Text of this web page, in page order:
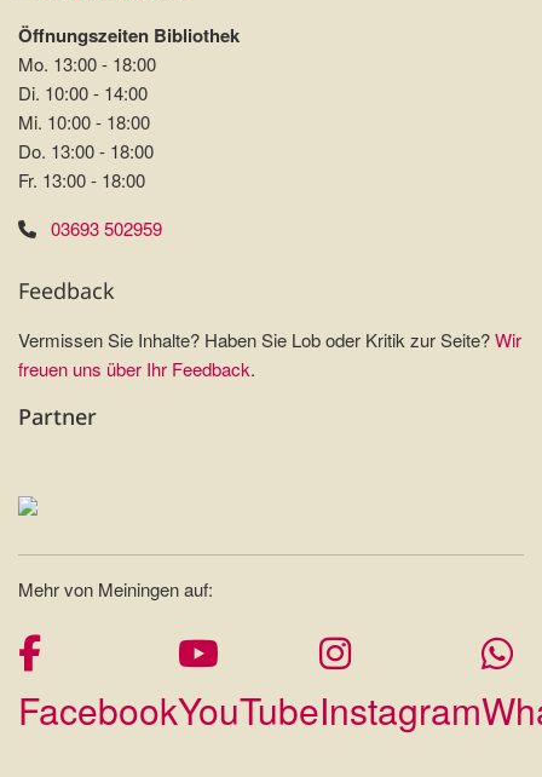
Öffnungszeiten Bibliothek
Mo. 13:00 - 18:00
Di. 10:00 - 14:00
Mi. 10:00 - 18:00
Do. 13:00 - 18:00
Fr. 13:00 - 18:00
03693 502959
Feedback
Vermissen Sie Inhalte? Haben Sie Lob oder Kritik zur Seite?Wir
freuen uns über Ihr Feedback.
Partner
Mehr von Meiningen auf:
FacebookYouTubeInstagram